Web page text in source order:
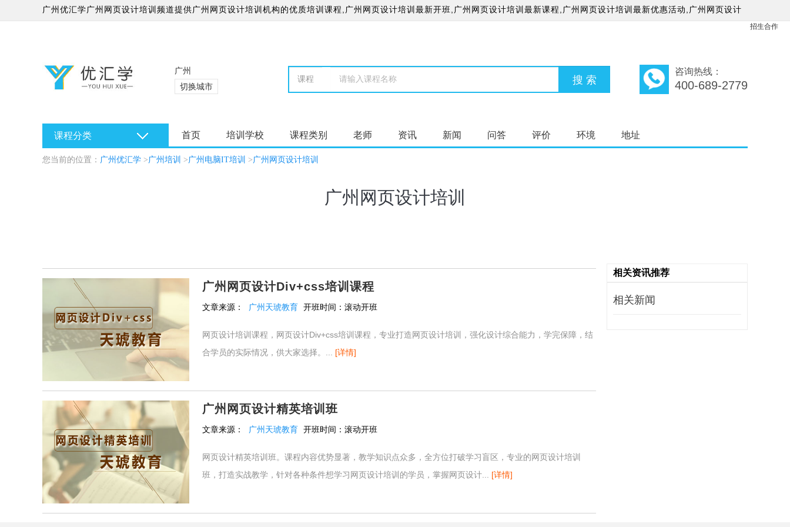
广州优汇学广州网页设计培训频道提供广州网页设计培训机构的优质培训课程,广州网页设计培训最新开班,广州网页设计培训最新课程,广州网页设计培训最新优惠活动,广州网页设计
招生合作
广州
切换城市
咨询热线：
400-689-2779
课程分类 首页 培训学校 课程类别 老师 资讯 新闻 问答 评价 环境 地址
您当前的位置： 广州优汇学 >广州培训 >广州电脑IT培训 >广州网页设计培训
广州网页设计培训
广州网页设计Div+css培训课程
文章来源： 广州天琥教育 开班时间： 滚动开班
网页设计培训课程，网页设计Div+css培训课程，专业打造网页设计培训，强化设计综合能力，学完保障，结
合学员的实际情况，供大家选择。... [详情]
广州网页设计精英培训班
文章来源： 广州天琥教育 开班时间： 滚动开班
网页设计精英培训班。课程内容优势显著，教学知识点众多，全方位打破学习盲区，专业的网页设计培训
班，打造实战教学，针对各种条件想学习网页设计培训的学员，掌握网页设计... [详情]
相关资讯推荐
相关新闻